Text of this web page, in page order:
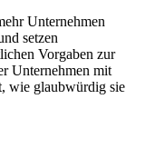
Unternehmen
setzen
Vorgaben zur
Unternehmen mit
wie glaubwürdig sie